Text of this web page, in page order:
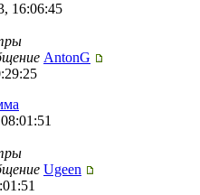
16:06:45
AntonG
Ugeen